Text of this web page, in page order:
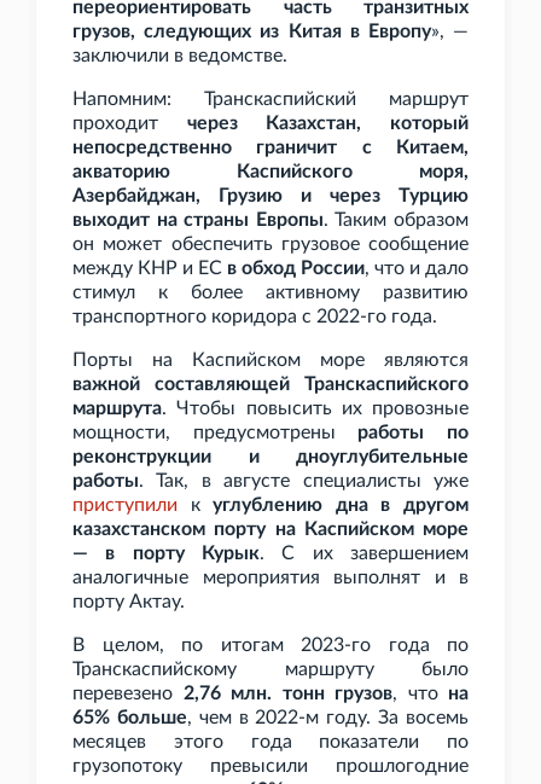
переориентировать часть транзитных
грузов, следующих из Китая в Европу», —
заключили в ведомстве.
Напомним: Транскаспийский маршрут
проходит через Казахстан, который
непосредственно граничит с Китаем,
акваторию Каспийского моря,
Азербайджан, Грузию и через Турцию
выходит на страны Европы. Таким образом
он может обеспечить грузовое сообщение
между КНР и ЕС в обход России, что и дало
стимул к более активному развитию
транспортного коридора с 2022-го года.
Порты на Каспийском море являются
важной составляющей Транскаспийского
маршрута. Чтобы повысить их провозные
мощности, предусмотрены работы по
реконструкции и дноуглубительные
работы. Так, в августе специалисты уже
приступили куглублению дна в другом
казахстанском порту на Каспийском море
— в порту Курык. С их завершением
аналогичные мероприятия выполнят и в
порту Актау.
В целом, по итогам 2023-го года по
Транскаспийскому маршруту было
перевезено 2,76 млн. тонн грузов, что на
65% больше, чем в 2022-м году. За восемь
месяцев этого года показатели по
грузопотоку превысили прошлогодние